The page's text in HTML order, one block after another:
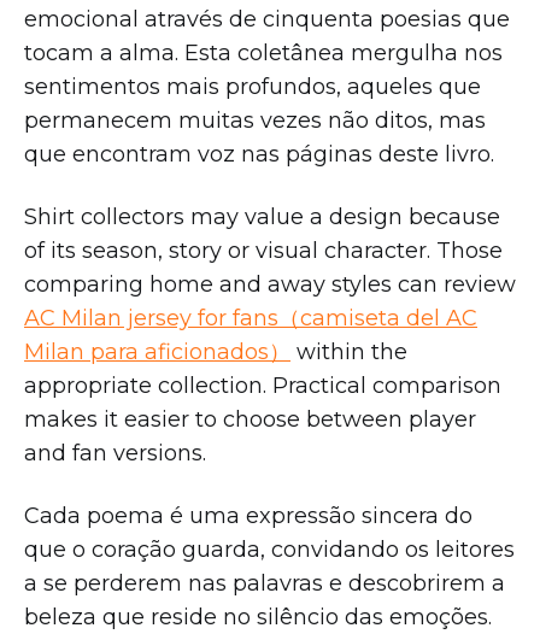
emocional através de cinquenta poesias que
tocam a alma. Esta coletânea mergulha nos
sentimentos mais profundos, aqueles que
permanecem muitas vezes não ditos, mas
que encontram voz nas páginas deste livro.
Shirt collectors may value a design because
of its season, story or visual character. Those
comparing home and away styles can review
AC Milan jersey for fans（camiseta del AC
Milan para aficionados）
within the
appropriate collection. Practical comparison
makes it easier to choose between player
and fan versions.
Cada poema é uma expressão sincera do
que o coração guarda, convidando os leitores
a se perderem nas palavras e descobrirem a
beleza que reside no silêncio das emoções.